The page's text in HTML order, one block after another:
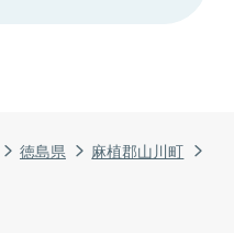
徳島県
麻植郡山川町